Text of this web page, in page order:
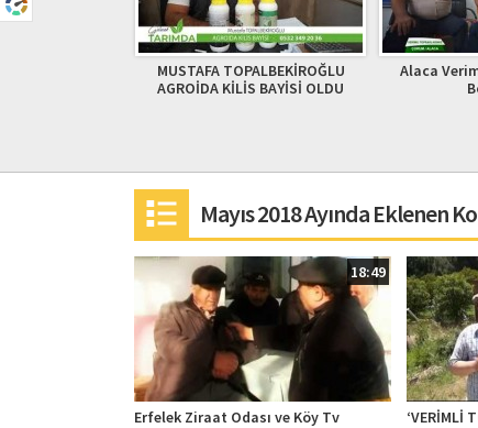
Alaca Verimli Topraklarımız
Bölüm 3
FINDIK
ÖNEMİNİ
Mayıs 2018 Ayında Eklenen
18:49
Erfelek Ziraat Odası ve Köy Tv
‘VERİMLİ